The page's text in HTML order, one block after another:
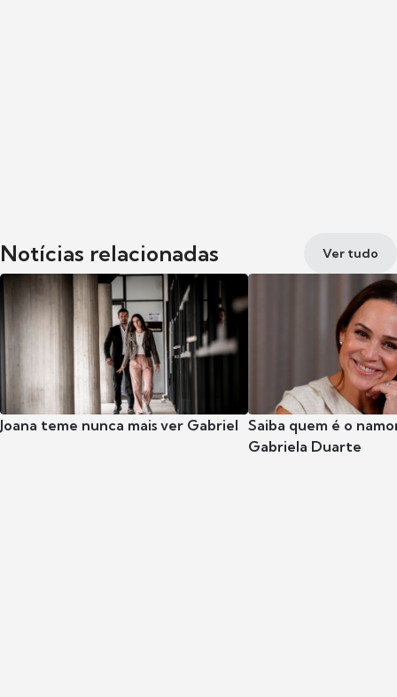
Notícias relacionadas Ver tudo
Joana teme nunca mais ver Gabriel Saiba quem é o
Gabriela Duarte